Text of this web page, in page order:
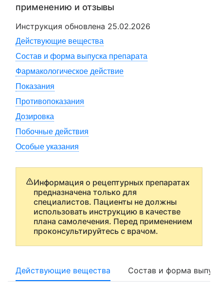
применению и отзывы
Инструкция обновлена 25.02.2026
Действующие вещества
Состав и форма выпуска препарата
Фармакологическое действие
Показания
Противопоказания
Дозировка
Побочные действия
Особые указания
Информация о рецептурных препаратах
предназначена только для
специалистов. Пациенты не должны
использовать инструкцию в качестве
плана самолечения. Перед применением
проконсультируйтесь с врачом.
Действующие вещества Состав и форма